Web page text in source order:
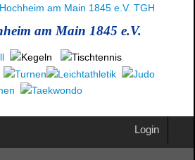
am Main 1845 e.V.
Login